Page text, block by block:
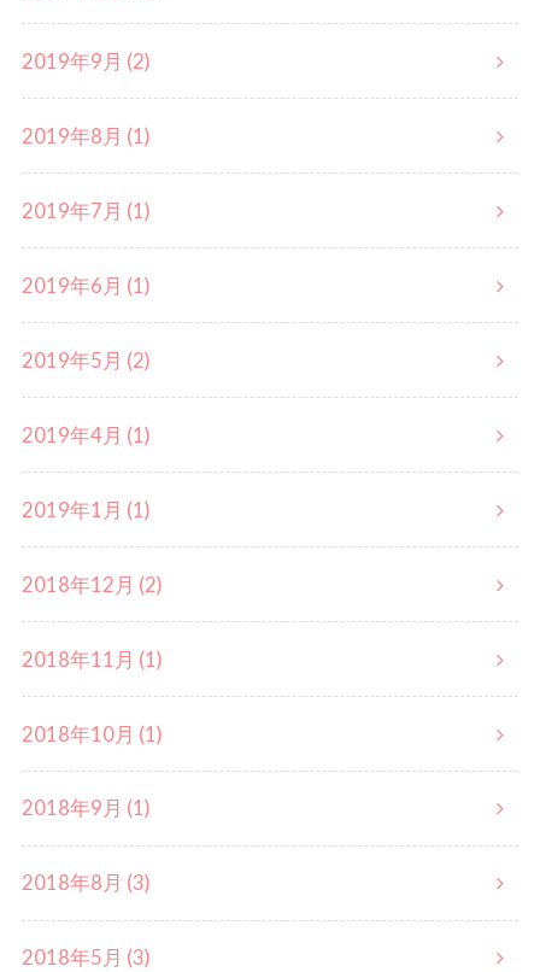
2019年9月 (2)
2019年8月 (1)
2019年7月 (1)
2019年6月 (1)
2019年5月 (2)
2019年4月 (1)
2019年1月 (1)
2018年12月 (2)
2018年11月 (1)
2018年10月 (1)
2018年9月 (1)
2018年8月 (3)
2018年5月 (3)